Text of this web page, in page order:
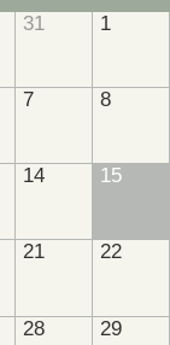
31 1
7 8
14 15
21 22
28 29